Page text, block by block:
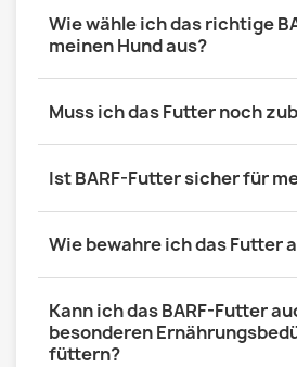
Wie wähle ich das richtige
meinen Hund aus?
Muss ich das Futter noch
Ist BARF-Futter sicher für
Wie bewahre ich das Futter
Kann ich das BARF-Futter
besonderen
füttern?